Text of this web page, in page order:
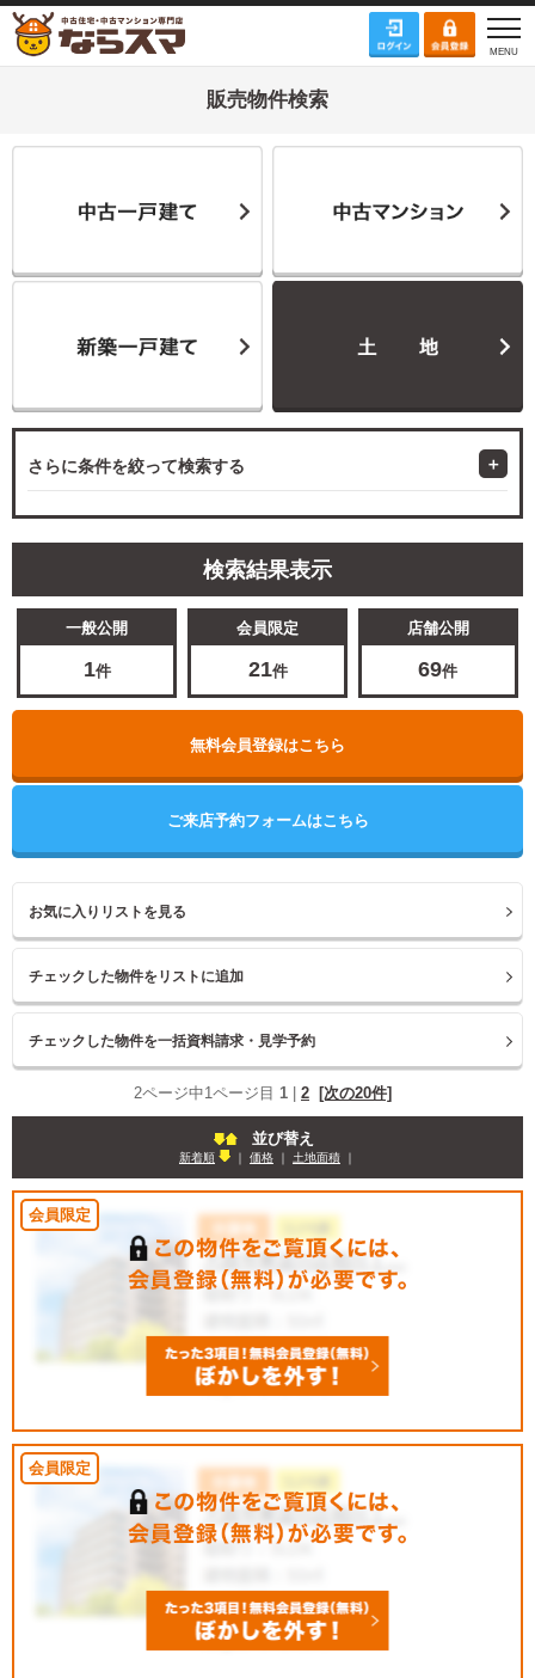
販売物件検索
さらに条件を絞って検索する
検索結果表示
一般公開
1件
会員限定
21件
店舗公開
69件
無料会員登録はこちら
ご来店予約フォームはこちら
お気に入りリストを見る
2ページ中1ページ目 1 | 2 [次の20件]
並び替え
新着順 ｜ 価格 ｜ 土地面積 ｜